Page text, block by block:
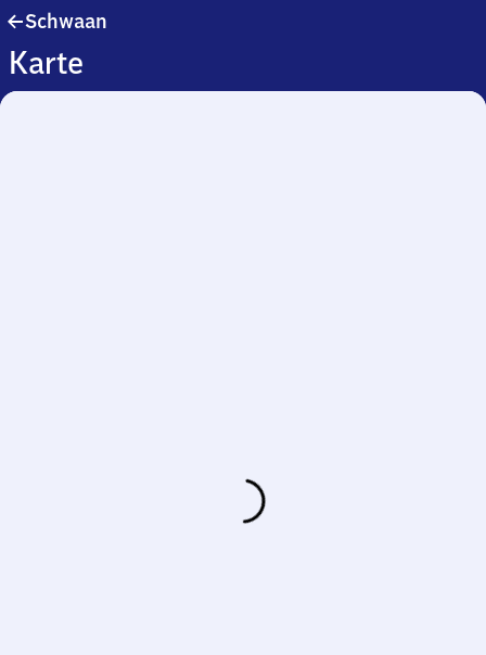
Schwaan
Karte
Wird